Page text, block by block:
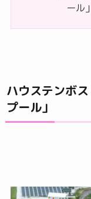
ール」
ハウステンボ
プール」